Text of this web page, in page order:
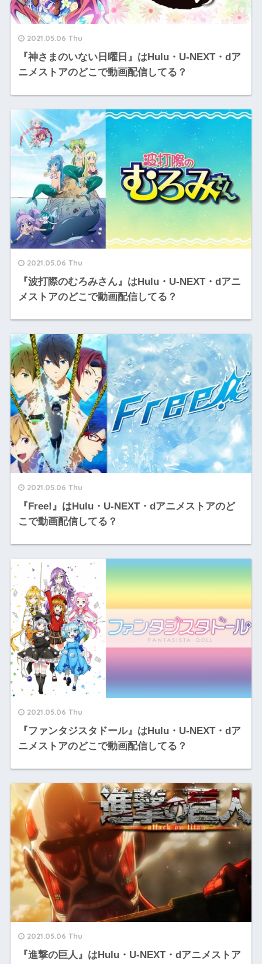
2021.05.06 Thu
『神さまのいない日曜日』はHulu・U-NEXT・dア
ニメストアのどこで動画配信してる？
2021.05.06 Thu
『波打際のむろみさん』はHulu・U-NEXT・dアニ
メストアのどこで動画配信してる？
2021.05.06 Thu
『Free!』はHulu・U-NEXT・dアニメストアのど
こで動画配信してる？
2021.05.06 Thu
『ファンタジスタドール』はHulu・U-NEXT・dア
ニメストアのどこで動画配信してる？
2021.05.06 Thu
『進撃の巨人』はHulu・U-NEXT・dアニメストア